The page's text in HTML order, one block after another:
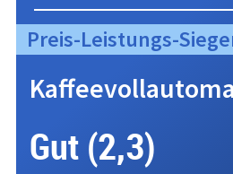
Preis-Leistungs-
Gut (2,3)